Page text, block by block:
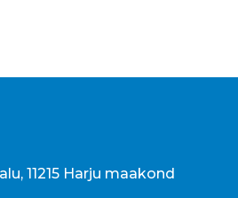
11215 Harju maakond